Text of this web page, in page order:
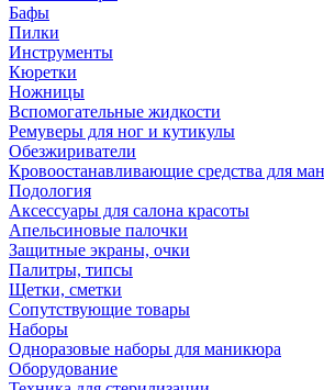
Бафы
Пилки
Инструменты
Кюретки
Ножницы
Вспомогательные жидкости
Ремуверы для ног и кутикулы
Обезжириватели
Кровоостанавливающие средства для
Подология
Аксессуары для салона красоты
Апельсиновые палочки
Защитные экраны, очки
Палитры, типсы
Щетки, сметки
Сопутствующие товары
Наборы
Одноразовые наборы для маникюра
Оборудование